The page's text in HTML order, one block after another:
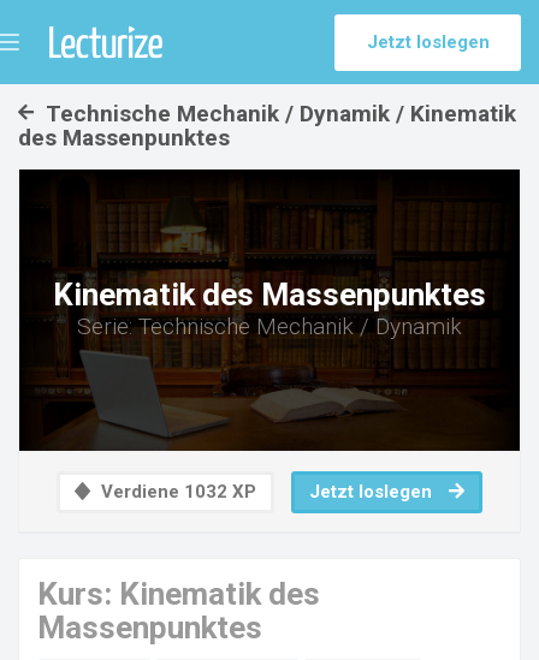
Jetzt loslegen
Technische Mechanik / Dynamik / Kinematik
des Massenpunktes
Kinematik des Massenpunktes
Serie: Technische Mechanik / Dynamik
Verdiene 1032 XP Jetzt loslegen
Kurs: Kinematik des
Massenpunktes